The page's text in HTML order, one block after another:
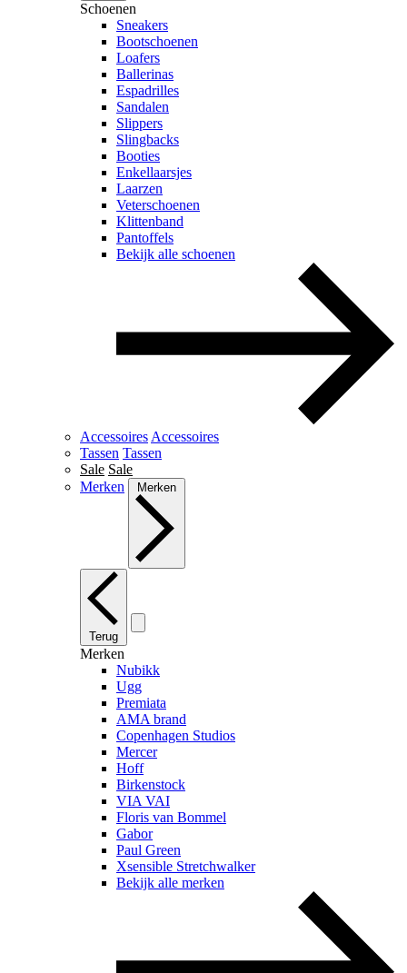
Schoenen
Sneakers
Bootschoenen
Loafers
Ballerinas
Espadrilles
Sandalen
Slippers
Slingbacks
Booties
Enkellaarsjes
Laarzen
Veterschoenen
Klittenband
Pantoffels
Bekijk alle schoenen
Accessoires Accessoires
Tassen Tassen
Sale Sale
Merken
Merken
Terug
Merken
Nubikk
Ugg
Premiata
AMA brand
Copenhagen Studios
Mercer
Hoff
Birkenstock
VIA VAI
Floris van Bommel
Gabor
Paul Green
Xsensible Stretchwalker
Bekijk alle merken